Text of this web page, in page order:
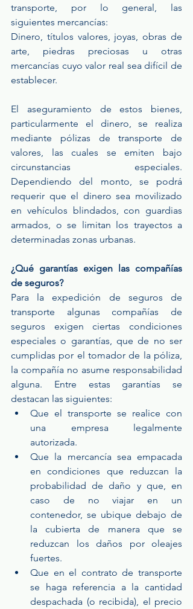
transporte,  por  lo  general,  las
siguientes mercancías:
Dinero, títulos valores, joyas, obras de
arte, piedras preciosas u otras
mercancías cuyo valor real sea difícil de
establecer.
El aseguramiento de estos bienes,
particularmente el dinero, se realiza
mediante pólizas de transporte de
valores, las cuales se emiten bajo
circunstancias especiales.
Dependiendo del monto, se podrá
requerir que el dinero sea movilizado
en vehículos blindados, con guardias
armados, o se limitan los trayectos a
determinadas zonas urbanas.
¿Qué garantías exigen las compañías
de seguros?
Para la expedición de seguros de
transporte algunas compañías de
seguros exigen ciertas condiciones
especiales o garantías, que de no ser
cumplidas por el tomador de la póliza,
la compañía no asume responsabilidad
alguna. Entre estas garantías se
destacan las siguientes:
Que el transporte se realice con
una empresa legalmente
autorizada.
Que la mercancía sea empacada
en condiciones que reduzcan la
probabilidad de daño y que, en
caso de no viajar en un
contenedor, se ubique debajo de
la cubierta de manera que se
reduzcan los daños por oleajes
fuertes.
Que en el contrato de transporte
se haga referencia a la cantidad
despachada (o recibida), el precio